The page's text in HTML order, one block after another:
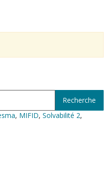
, MIFID, Solvabilité 2,